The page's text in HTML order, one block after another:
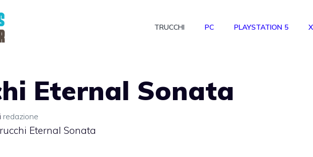
TRUCCHI PC PLAYSTATION 5
Eternal Sonata
redazione
Eternal Sonata